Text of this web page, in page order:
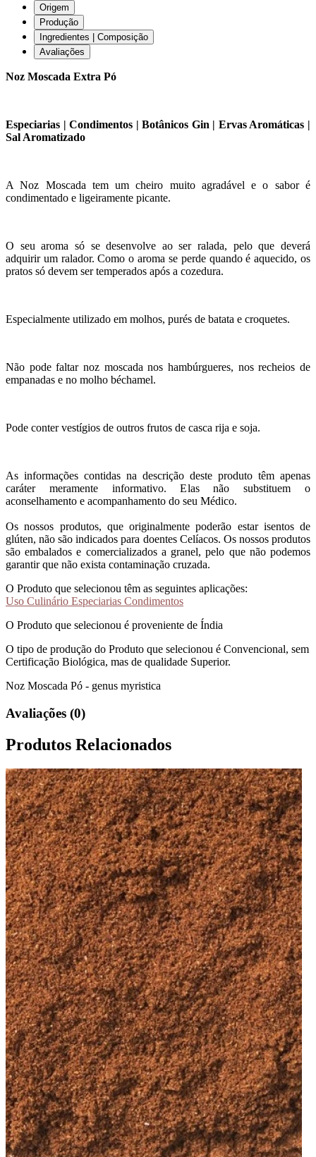
Origem
Produção
Ingredientes | Composição
Avaliações
Noz Moscada Extra Pó
Especiarias | Condimentos | Botânicos Gin | Ervas Aromáticas |
Sal Aromatizado
A Noz Moscada tem um cheiro muito agradável e o sabor é
condimentado e ligeiramente picante.
O seu aroma só se desenvolve ao ser ralada, pelo que deverá
adquirir um ralador. Como o aroma se perde quando é aquecido, os
pratos só devem ser temperados após a cozedura.
Especialmente utilizado em molhos, purés de batata e croquetes.
Não pode faltar noz moscada nos hambúrgueres, nos recheios de
empanadas e no molho béchamel.
Pode conter vestígios de outros frutos de casca rija e soja.
As informações contidas na descrição deste produto têm apenas
caráter meramente informativo. Elas não substituem o
aconselhamento e acompanhamento do seu Médico.
Os nossos produtos, que originalmente poderão estar isentos de
glúten, não são indicados para doentes Celíacos. Os nossos produtos
são embalados e comercializados a granel, pelo que não podemos
garantir que não exista contaminação cruzada.
O Produto que selecionou têm as seguintes aplicações:
Uso Culinário Especiarias Condimentos
O Produto que selecionou é proveniente de Índia
O tipo de produção do Produto que selecionou é Convencional, sem
Certificação Biológica, mas de qualidade Superior.
Noz Moscada Pó - genus myristica
Avaliações (0)
Produtos Relacionados